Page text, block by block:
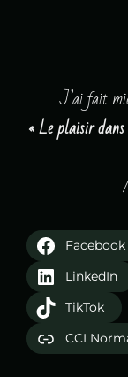
J’ai fait
« Le plaisir
Facebook
LinkedIn
TikTok
CCI